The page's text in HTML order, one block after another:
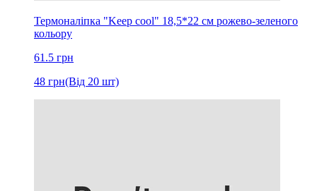
Термоналіпка "Keep cool" 18,5*22 см рожево-зеленого
кольору
61.5 грн
48 грн(Від 20 шт)